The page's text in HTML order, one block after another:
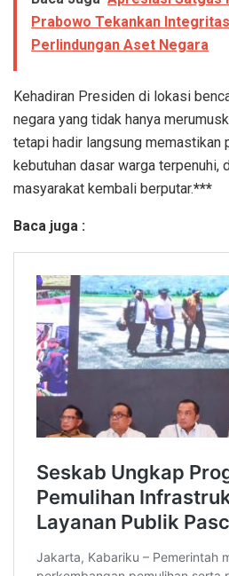
Prabowo Tekankan
Perlindungan Aset Negara
Kehadiran Presiden di lokasi
negara yang tidak hanya
tetapi hadir langsung memastikan
kebutuhan dasar warga terpenuhi,
masyarakat kembali berputar.***
Baca juga :